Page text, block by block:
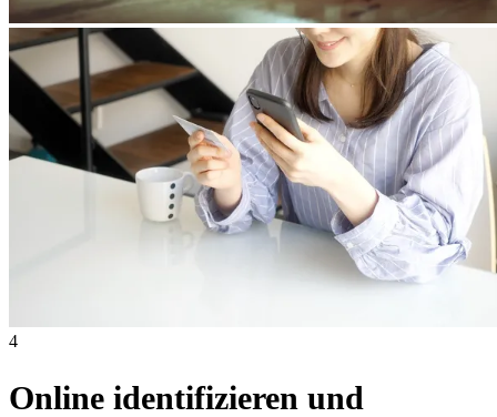
4
Online identifizieren und